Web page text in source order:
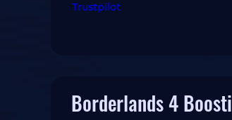
Trustpilot
Borderlands 4